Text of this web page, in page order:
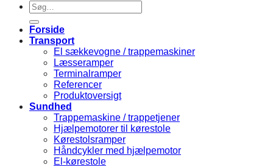
Søg
efter:
Forside
Transport
El sækkevogne / trappemaskiner
Læsseramper
Terminalramper
Referencer
Produktoversigt
Sundhed
Trappemaskine / trappetjener
Hjælpemotorer til kørestole
Kørestolsramper
Håndcykler med hjælpemotor
El-kørestole